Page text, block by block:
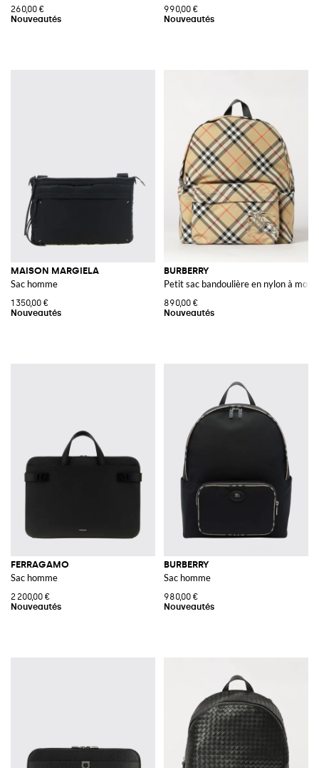
260,00 € 990,00 €
MAISON MARGIELA
Sac homme
1 350,00 €
BURBERRY
Petit sac bandoulière en nylon à
890,00 €
FERRAGAMO
Sac homme
2 200,00 €
BURBERRY
Sac homme
980,00 €